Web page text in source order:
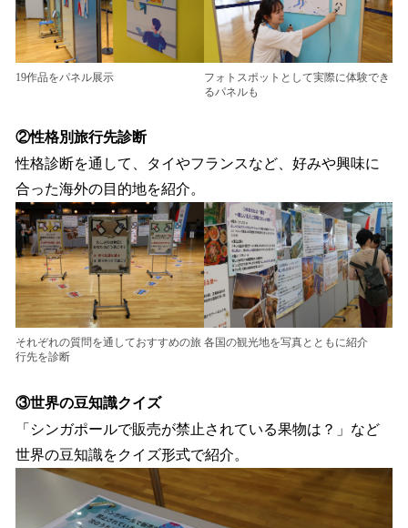
19作品をパネル展示
フォトスポットとして実際に体験でき
るパネルも
②性格別旅行先診断
性格診断を通して、タイやフランスなど、好みや興味に
合った海外の目的地を紹介。
それぞれの質問を通しておすすめの旅
行先を診断
各国の観光地を写真とともに紹介
③世界の豆知識クイズ
「シンガポールで販売が禁止されている果物は？」など
世界の豆知識をクイズ形式で紹介。